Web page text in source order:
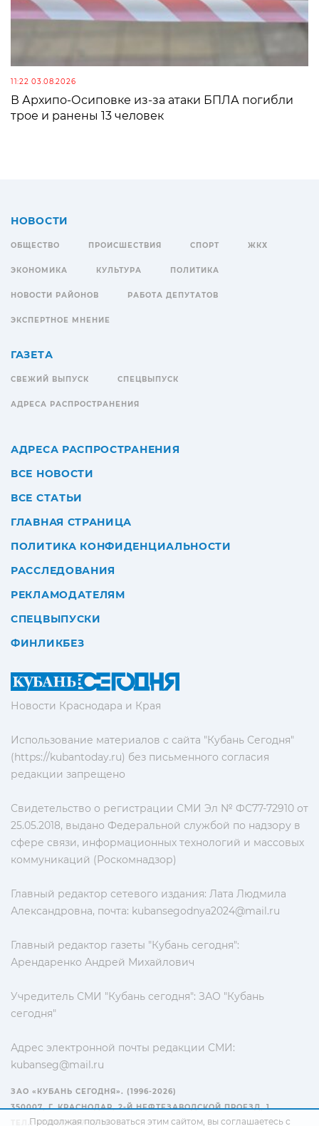
11:22 03.08.2026
В Архипо-Осиповке из-за атаки БПЛА погибли
трое и ранены 13 человек
Новости Краснодара и Края
Использование материалов с сайта "Кубань Сегодня"
(https://kubantoday.ru) без письменного согласия
редакции запрещено
Свидетельство о регистрации СМИ Эл № ФС77-72910 от
25.05.2018, выдано Федеральной службой по надзору в
сфере связи, информационных технологий и массовых
коммуникаций (Роскомнадзор)
Главный редактор сетевого издания: Лата Людмила
Александровна, почта: kubansegodnya2024@mail.ru
Главный редактор газеты "Кубань сегодня":
Арендаренко Андрей Михайлович
Учредитель СМИ "Кубань сегодня": ЗАО "Кубань
сегодня"
Адрес электронной почты редакции СМИ:
kubanseg@mail.ru
НОВОСТИ
ОБЩЕСТВО ПРОИСШЕСТВИЯ СПОРТ ЖКХ
ЭКОНОМИКА КУЛЬТУРА ПОЛИТИКА
НОВОСТИ РАЙОНОВ РАБОТА ДЕПУТАТОВ
ЭКСПЕРТНОЕ МНЕНИЕ
ГАЗЕТА
СВЕЖИЙ ВЫПУСК СПЕЦВЫПУСК
АДРЕСА РАСПРОСТРАНЕНИЯ
АДРЕСА РАСПРОСТРАНЕНИЯ
ВСЕ НОВОСТИ
ВСЕ СТАТЬИ
ГЛАВНАЯ СТРАНИЦА
ПОЛИТИКА КОНФИДЕНЦИАЛЬНОСТИ
РАССЛЕДОВАНИЯ
РЕКЛАМОДАТЕЛЯМ
СПЕЦВЫПУСКИ
ФИНЛИКБЕЗ
ЗАО «КУБАНЬ СЕГОДНЯ». (1996-2026)
350007, Г. КРАСНОДАР, 2-Й НЕФТЕЗАВОДСКОЙ ПРОЕЗД, 1
ТЕЛ.: +7(861) 267-15-15
Продолжая пользоваться этим сайтом, вы соглашаетесь с